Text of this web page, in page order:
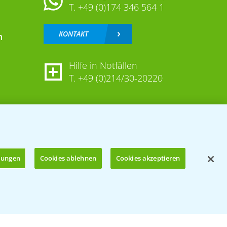
T. +49 (0)174 346 564 1
KONTAKT
Hilfe in Notfällen
T. +49 (0)214/30-20220
Cookies ablehnen Cookies akzeptieren